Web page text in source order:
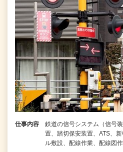
仕事内容
鉄道の信号システム（信号
置、踏切保安装置、ATS、
ル敷設、配線作業、配線図